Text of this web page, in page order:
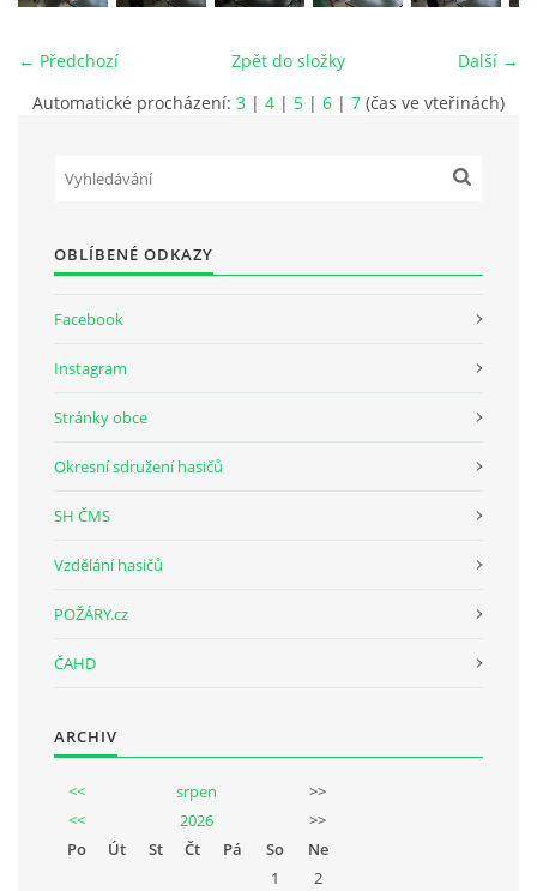
DESATERO
SVATÝ FLORIÁN
MODLITBA HASIČE
ARCHIV
← Předchozí Další →
Zpět do složky
Automatické procházení: 3 | 4 | 5 | 6 | 7 (čas ve vteřinách)
OBLÍBENÉ ODKAZY
Facebook
Instagram
Stránky obce
Okresní sdružení hasičů
SH ČMS
Vzdělání hasičů
POŽÁRY.cz
ČAHD
ARCHIV
<< srpen
>>
<<
2026
>>
Po
Út St Čt Pá So
Ne
1
2